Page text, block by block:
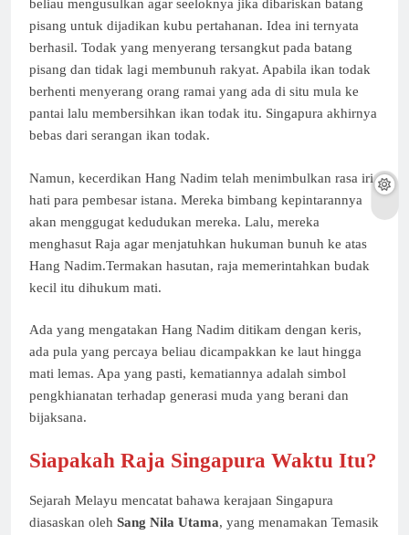
beliau mengusulkan agar seeloknya jika dibariskan batang
pisang untuk dijadikan kubu pertahanan. Idea ini ternyata
berhasil. Todak yang menyerang tersangkut pada batang
pisang dan tidak lagi membunuh rakyat. Apabila ikan todak
berhenti menyerang orang ramai yang ada di situ mula ke
pantai lalu membersihkan ikan todak itu. Singapura akhirnya
bebas dari serangan ikan todak.
Namun, kecerdikan Hang Nadim telah menimbulkan rasa iri
hati para pembesar istana. Mereka bimbang kepintarannya
akan menggugat kedudukan mereka. Lalu, mereka
menghasut Raja agar menjatuhkan hukuman bunuh ke atas
Hang Nadim.Termakan hasutan, raja memerintahkan budak
kecil itu dihukum mati.
Ada yang mengatakan Hang Nadim ditikam dengan keris,
ada pula yang percaya beliau dicampakkan ke laut hingga
mati lemas. Apa yang pasti, kematiannya adalah simbol
pengkhianatan terhadap generasi muda yang berani dan
bijaksana.
Siapakah Raja Singapura Waktu Itu?
Sejarah Melayu mencatat bahawa kerajaan Singapura
diasaskan oleh Sang Nila Utama, yang menamakan Temasik